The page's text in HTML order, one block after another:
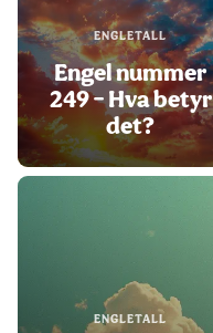
ENGLETALL
Engel nummer
249 – Hva betyr
det?
ENGLETALL